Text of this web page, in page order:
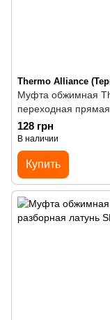
Thermo Alliance
Муфта обжимная
переходная
128 грн
В наличии
Купить